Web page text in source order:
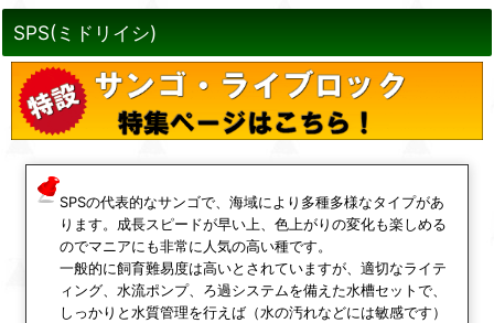
SPS(ミドリイシ)
SPSの代表的なサンゴで、海域により多種多様なタイプがあ
ります。成長スピードが早い上、色上がりの変化も楽しめる
のでマニアにも非常に人気の高い種です。
一般的に飼育難易度は高いとされていますが、適切なライテ
ィング、水流ポンプ、ろ過システムを備えた水槽セットで、
しっかりと水質管理を行えば（水の汚れなどには敏感です）